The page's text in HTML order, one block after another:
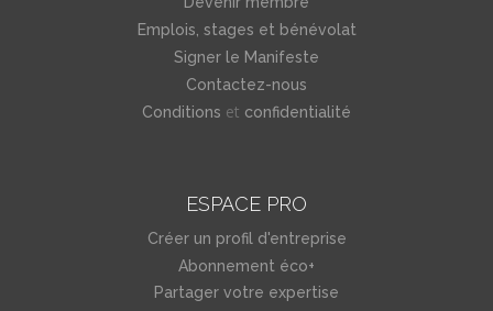
Emplois, stages et bénévolat
Signer le Manifeste
Contactez-nous
Conditions et confidentialité
ESPACE PRO
Créer un profil d'entreprise
Abonnement éco+
Partager votre expertise